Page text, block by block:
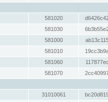
581020
581030
581000
581010
581060
581070
31010061